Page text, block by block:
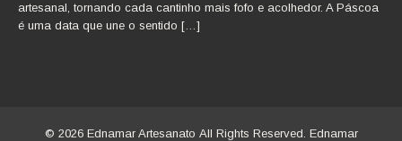
artesanal, tornando cada cantinho mais fofo e acolhedor. A Páscoa
é uma data que une o sentido […]
© 2026 Ednamar Artesanato All Rights Reserved. Ednamar